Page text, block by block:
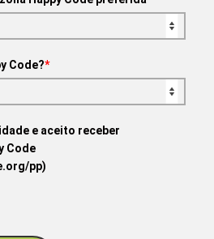
Code?*
e aceito receber
Code
pp)